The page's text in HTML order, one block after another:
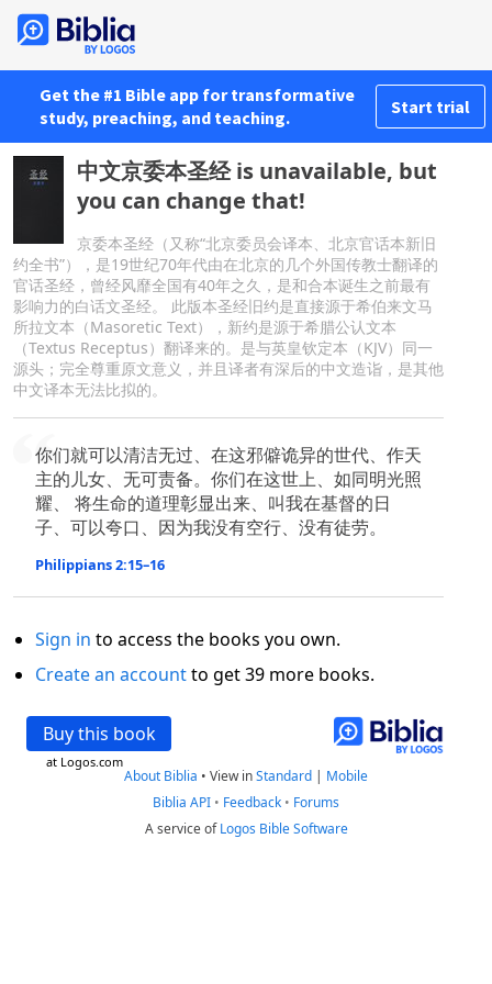
Get the #1 Bible app for transformative
study, preaching, and teaching.
Start trial
中文京委本圣经 is unavailable, but
you can change that!
京委本圣经（又称“北京委员会译本、北京官话本新旧
约全书”），是19世纪70年代由在北京的几个外国传教士翻译的
官话圣经，曾经风靡全国有40年之久，是和合本诞生之前最有
影响力的白话文圣经。 此版本圣经旧约是直接源于希伯来文马
所拉文本（Masoretic Text），新约是源于希腊公认文本
（Textus Receptus）翻译来的。是与英皇钦定本（KJV）同一
源头；完全尊重原文意义，并且译者有深后的中文造诣，是其他
中文译本无法比拟的。
你们就可以清洁无过、在这邪僻诡异的世代、作天
主的儿女、无可责备。你们在这世上、如同明光照
耀、 将生命的道理彰显出来、叫我在基督的日
子、可以夸口、因为我没有空行、没有徒劳。
Philippians 2:15–16
Sign in to access the books you own.
Create an accountto get 39 more books.
Buy this book
at Logos.com
About Biblia • View inStandard | Mobile
Biblia API • Feedback • Forums
A service ofLogos Bible Software